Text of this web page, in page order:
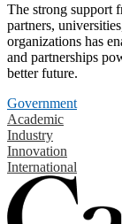
The strong support
partners,
organizations has
and partnerships
better future.
Government
Academic
Industry
Innovation
International